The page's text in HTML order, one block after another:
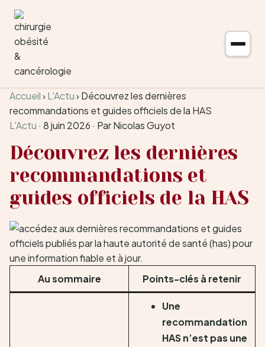
Aller au contenu
Accueil› L'Actu› Découvrez les dernières
recommandations et guides officiels de la HAS
L'Actu · 8 juin 2026 · Par Nicolas Guyot
Découvrez les dernières
recommandations et
guides officiels de la HAS
Au sommaire Points-clés à retenir
Une
recommandation
HAS n’est pas une